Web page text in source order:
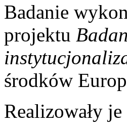
Badanie
projektu
środków
Realizowały